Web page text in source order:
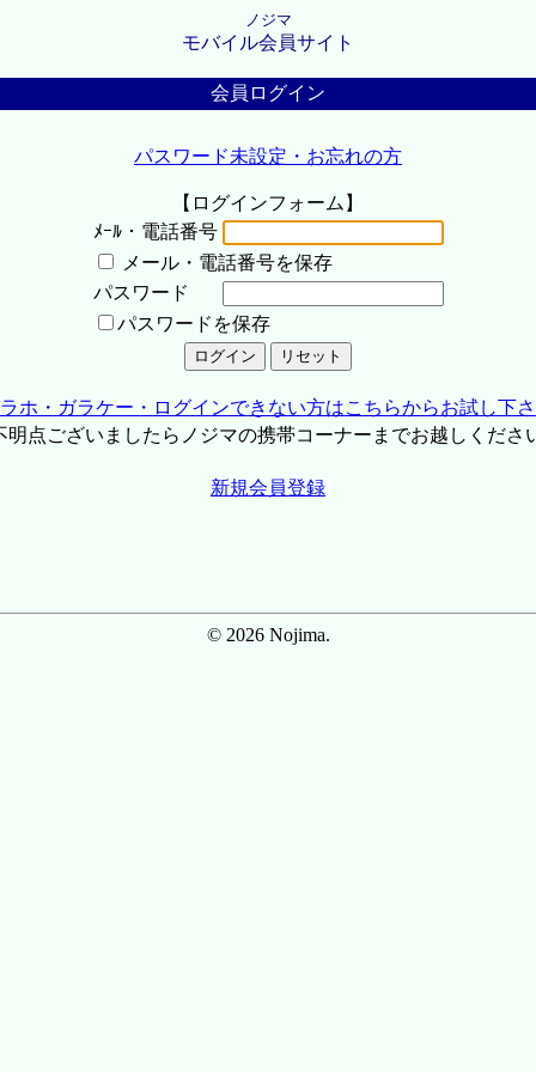
ノジマ
モバイル会員サイト
会員ログイン
パスワード未設定・お忘れの方
【ログインフォーム】
ﾒｰﾙ・電話番号
メール・電話番号を保存
パスワード
パスワードを保存
ホ・ガラケー・ログインできない方はこちらからお試し下
点ございましたらノジマの携帯コーナーまでお越しくださ
新規会員登録
© 2026 Nojima.